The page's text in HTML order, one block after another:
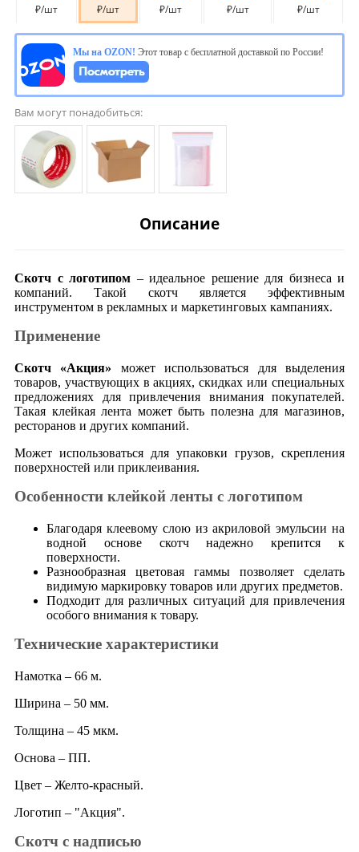
₽/шт ₽/шт ₽/шт ₽/шт ₽/шт
Мы на OZON! Этот товар с бесплатной доставкой по России!
Вам могут понадобиться:
Описание
Скотч с логотипом – идеальное решение для бизнеса и
компаний. Такой скотч является эффективным
инструментом в рекламных и маркетинговых кампаниях.
Применение
Скотч «Акция» может использоваться для выделения
товаров, участвующих в акциях, скидках или специальных
предложениях для привлечения внимания покупателей.
Такая клейкая лента может быть полезна для магазинов,
ресторанов и других компаний.
Может использоваться для упаковки грузов, скрепления
поверхностей или приклеивания.
Особенности клейкой ленты с логотипом
Благодаря клеевому слою из акриловой эмульсии на
водной основе скотч надежно крепится к
поверхности.
Разнообразная цветовая гаммы позволяет сделать
видимую маркировку товаров или других предметов.
Подходит для различных ситуаций для привлечения
особого внимания к товару.
Технические характеристики
Намотка – 66 м.
Ширина – 50 мм.
Толщина – 45 мкм.
Основа – ПП.
Цвет – Желто-красный.
Логотип – "Акция".
Скотч с надписью